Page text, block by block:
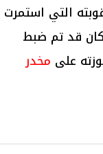
عقوبته التي استمرت
قد تم ضبط
على مخدر